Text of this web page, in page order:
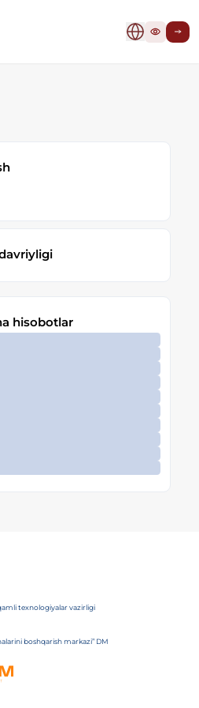
hisobotlar
texnologiyalar vazirligi
boshqarish markazi” DM